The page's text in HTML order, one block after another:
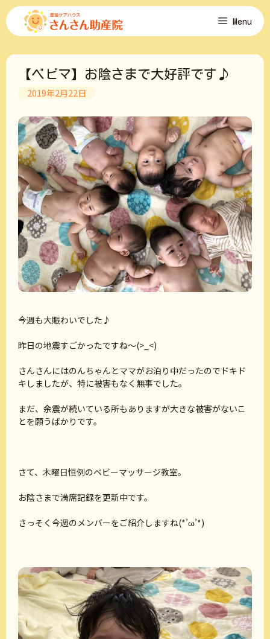
コ
ン
ツ
Menu
【ベビマ】お陰さまで大好評です♪
2019年2月22日
今週も大賑わいでした♪
昨日の地震すごかったですね～(>_<)
さんさんにはのんちゃんとママがお泊り中だったのでドキド
キしましたが、特に被害もなく無事でした。
まだ、余震が続いている所もありますが大きな被害がないこ
とを願うばかりです。
さて、木曜日恒例のベビーマッサージ教室。
お陰さまで満席記録を更新中です。
さっそく今週のメンバーをご紹介しますね(*’ω’*)